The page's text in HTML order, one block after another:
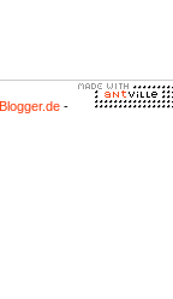
Blogger.de -